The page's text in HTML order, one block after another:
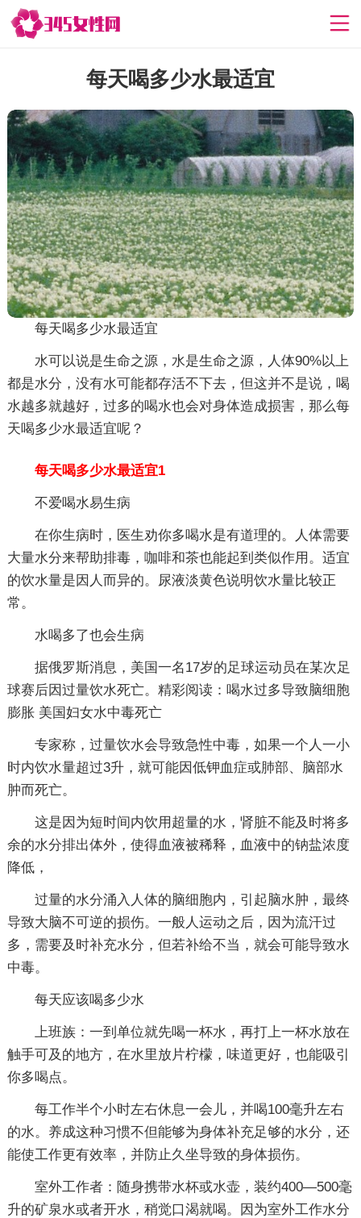
每天喝多少水最适宜
每天喝多少水最适宜
水可以说是生命之源，水是生命之源，人体90%以上
都是水分，没有水可能都存活不下去，但这并不是说，喝
水越多就越好，过多的喝水也会对身体造成损害，那么每
天喝多少水最适宜呢？
每天喝多少水最适宜1
不爱喝水易生病
在你生病时，医生劝你多喝水是有道理的。人体需要
大量水分来帮助排毒，咖啡和茶也能起到类似作用。适宜
的饮水量是因人而异的。尿液淡黄色说明饮水量比较正
常。
水喝多了也会生病
据俄罗斯消息，美国一名17岁的足球运动员在某次足
球赛后因过量饮水死亡。精彩阅读：喝水过多导致脑细胞
膨胀 美国妇女水中毒死亡
专家称，过量饮水会导致急性中毒，如果一个人一小
时内饮水量超过3升，就可能因低钾血症或肺部、脑部水
肿而死亡。
这是因为短时间内饮用超量的水，肾脏不能及时将多
余的水分排出体外，使得血液被稀释，血液中的钠盐浓度
降低，
过量的水分涌入人体的脑细胞内，引起脑水肿，最终
导致大脑不可逆的损伤。一般人运动之后，因为流汗过
多，需要及时补充水分，但若补给不当，就会可能导致水
中毒。
每天应该喝多少水
上班族：一到单位就先喝一杯水，再打上一杯水放在
触手可及的地方，在水里放片柠檬，味道更好，也能吸引
你多喝点。
每工作半个小时左右休息一会儿，并喝100毫升左右
的水。养成这种习惯不但能够为身体补充足够的水分，还
能使工作更有效率，并防止久坐导致的身体损伤。
室外工作者：随身携带水杯或水壶，装约400—500毫
升的矿泉水或者开水，稍觉口渴就喝。因为室外工作水分